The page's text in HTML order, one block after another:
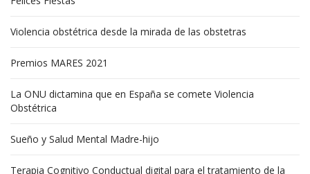
Violencia obstétrica desde la mirada de las obstetras
Premios MARES 2021
La ONU dictamina que en España se comete Violencia
Obstétrica
Sueño y Salud Mental Madre-hijo
Terapia Cognitivo Conductual digital para el tratamiento de la